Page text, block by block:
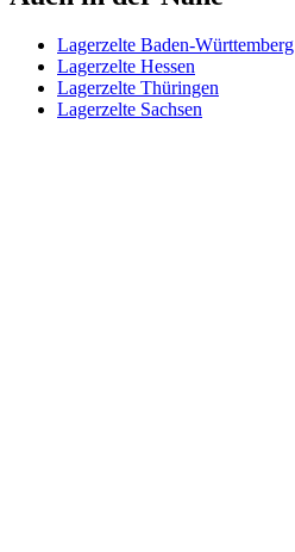
Lagerzelte Baden-Württemberg
Lagerzelte Hessen
Lagerzelte Thüringen
Lagerzelte Sachsen